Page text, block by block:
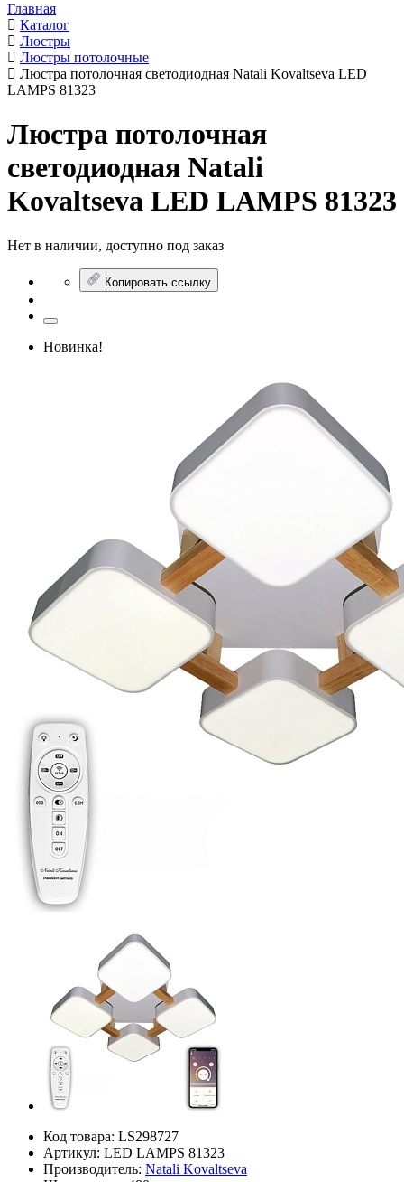
Главная
Каталог
Люстры
Люстры потолочные
Люстра потолочная светодиодная Natali Kovaltseva LED
LAMPS 81323
Люстра потолочная
светодиодная Natali
Kovaltseva LED LAMPS 81323
Нет в наличии, доступно под заказ
Копировать ссылку
Новинка!
Код товара: LS298727
Артикул: LED LAMPS 81323
Производитель: Natali Kovaltseva